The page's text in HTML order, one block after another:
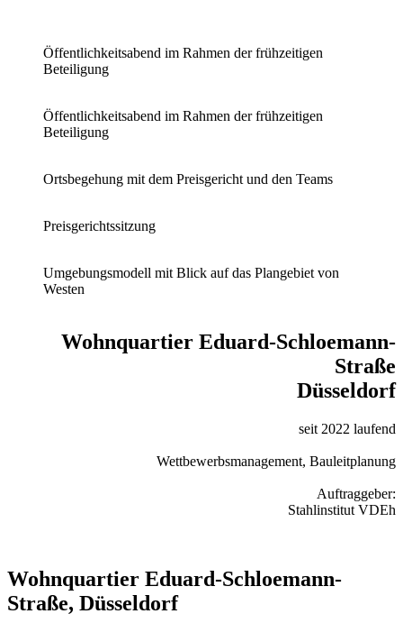
Öffentlichkeitsabend im Rahmen der frühzeitigen
Beteiligung
Öffentlichkeitsabend im Rahmen der frühzeitigen
Beteiligung
Ortsbegehung mit dem Preisgericht und den Teams
Preisgerichtssitzung
Umgebungsmodell mit Blick auf das Plangebiet von
Westen
Wohnquartier Eduard-Schloemann-
Straße
Düsseldorf
seit 2022 laufend
Wettbewerbsmanagement, Bauleitplanung
Auftraggeber:
Stahlinstitut VDEh
Wohnquartier Eduard-Schloemann-
Straße, Düsseldorf